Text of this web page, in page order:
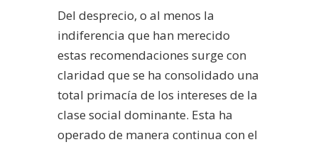
Del desprecio, o al menos la
indiferencia que han merecido
estas recomendaciones surge con
claridad que se ha consolidado una
total primacía de los intereses de la
clase social dominante. Esta ha
operado de manera continua con el